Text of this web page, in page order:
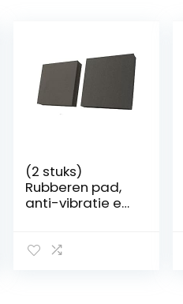
(2 stuks)
Rubberen pad,
anti-vibratie en